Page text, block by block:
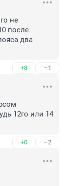
не
после
два
+8 –1
12го или 14
+0 –2